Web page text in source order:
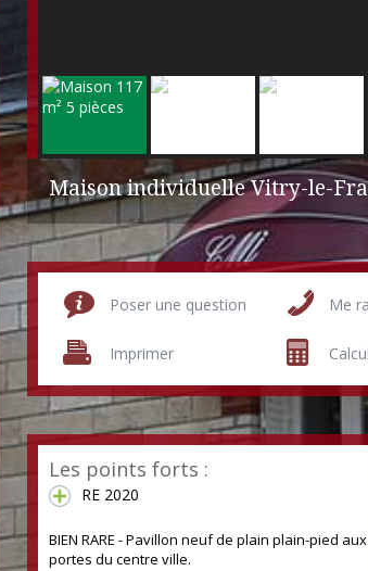
Maison individuelle Vitry-le-
Poser une question Me
Imprimer
Les points forts :
RE 2020
BIEN RARE - Pavillon neuf de plain plain-pied aux
portes du centre ville.